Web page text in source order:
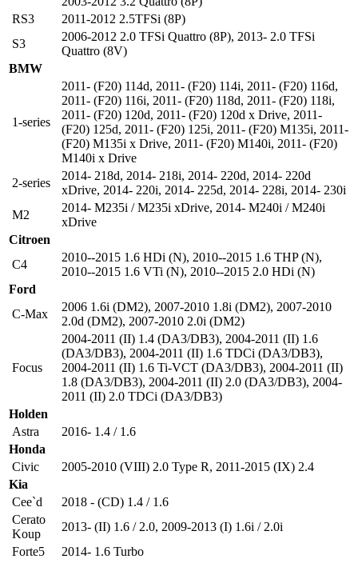
RS3
2011-2012 2.5TFSi (8P)
S3
2006-2012 2.0 TFSi Quattro (8P), 2013- 2.0 TFSi
Quattro (8V)
BMW
1-series
2011- (F20) 114d, 2011- (F20) 114i, 2011- (F20) 116d,
2011- (F20) 116i, 2011- (F20) 118d, 2011- (F20) 118i,
2011- (F20) 120d, 2011- (F20) 120d x Drive, 2011-
(F20) 125d, 2011- (F20) 125i, 2011- (F20) M135i, 2011-
(F20) M135i x Drive, 2011- (F20) M140i, 2011- (F20)
M140i x Drive
2-series
2014- 218d, 2014- 218i, 2014- 220d, 2014- 220d
xDrive, 2014- 220i, 2014- 225d, 2014- 228i, 2014- 230i
M2
2014- M235i / M235i xDrive, 2014- M240i / M240i
xDrive
Citroen
C4
2010--2015 1.6 HDi (N), 2010--2015 1.6 THP (N),
2010--2015 1.6 VTi (N), 2010--2015 2.0 HDi (N)
Ford
C-Max
2006 1.6i (DM2), 2007-2010 1.8i (DM2), 2007-2010
2.0d (DM2), 2007-2010 2.0i (DM2)
Focus
2004-2011 (II) 1.4 (DA3/DB3), 2004-2011 (II) 1.6
(DA3/DB3), 2004-2011 (II) 1.6 TDCi (DA3/DB3),
2004-2011 (II) 1.6 Ti-VCT (DA3/DB3), 2004-2011 (II)
1.8 (DA3/DB3), 2004-2011 (II) 2.0 (DA3/DB3), 2004-
2011 (II) 2.0 TDCi (DA3/DB3)
Holden
Astra
2016- 1.4 / 1.6
Honda
Civic
2005-2010 (VIII) 2.0 Type R, 2011-2015 (IX) 2.4
Kia
Cee`d
2018 - (CD) 1.4 / 1.6
Cerato
Koup
2013- (II) 1.6 / 2.0, 2009-2013 (I) 1.6i / 2.0i
Forte5
2014- 1.6 Turbo